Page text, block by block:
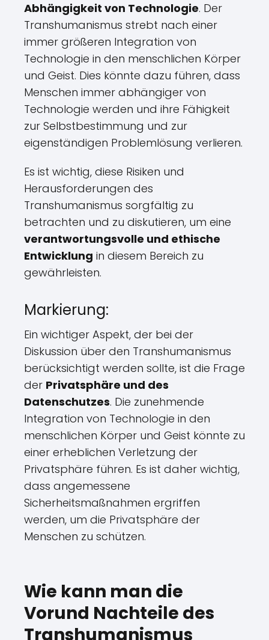
Abhängigkeit von Technologie. Der
Transhumanismus strebt nach einer
immer größeren Integration von
Technologie in den menschlichen Körper
und Geist. Dies könnte dazu führen, dass
Menschen immer abhängiger von
Technologie werden und ihre Fähigkeit
zur Selbstbestimmung und zur
eigenständigen Problemlösung verlieren.
Es ist wichtig, diese Risiken und
Herausforderungen des
Transhumanismus sorgfältig zu
betrachten und zu diskutieren, um eine
verantwortungsvolle und ethische
Entwicklung in diesem Bereich zu
gewährleisten.
Markierung:
Ein wichtiger Aspekt, der bei der
Diskussion über den Transhumanismus
berücksichtigt werden sollte, ist die Frage
der Privatsphäre und des
Datenschutzes. Die zunehmende
Integration von Technologie in den
menschlichen Körper und Geist könnte zu
einer erheblichen Verletzung der
Privatsphäre führen. Es ist daher wichtig,
dass angemessene
Sicherheitsmaßnahmen ergriffen
werden, um die Privatsphäre der
Menschen zu schützen.
Wie kann man die
Vorund Nachteile des
Transhumanismus